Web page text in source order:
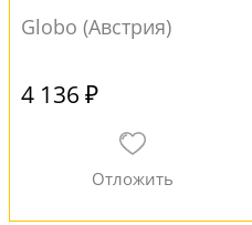
Globo (Австрия)
4 136 ₽